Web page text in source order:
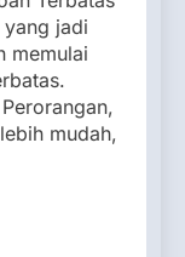
yang jadi
memulai
mudah,